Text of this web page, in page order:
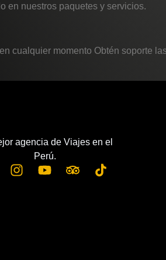
en nuestros paquetes y servicios.
cualquier momento Obtén soporte
agencia de Viajes en el
Perú.